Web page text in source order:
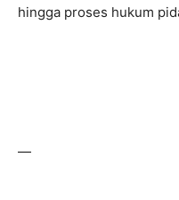
hingga proses hukum
—